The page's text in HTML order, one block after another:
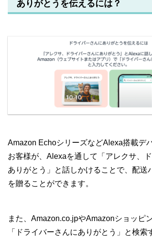
ありがとうを伝えるには？
Amazon EchoシリーズなどAlexa搭載デ
お客様が、Alexaを通して「アレクサ、
ありがとう」と話しかけることで、配送
を贈ることができます。
また、Amazon.co.jpやAmazonショッピ
「ドライバーさんにありがとう」と検索